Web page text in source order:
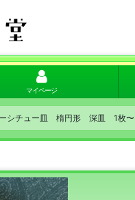
マイページ
ーシチュー皿 楕円形 深皿 1枚〜